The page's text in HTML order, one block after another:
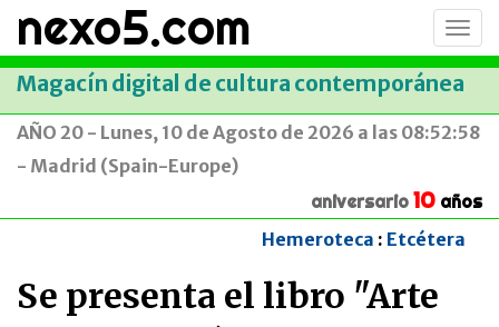
nexo5.com
Magacín digital de cultura contemporánea
AÑO 20 - Lunes, 10 de Agosto de 2026 a las 08:52:58
- Madrid (Spain-Europe)
aniversario 10 años
Hemeroteca : Etcétera
Se presenta el libro "Arte